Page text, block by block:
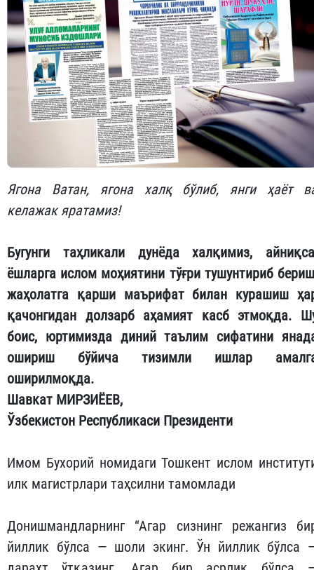
Ягона Ватан, ягона халқ бўлиб, янги ҳаёт
келажак яратамиз!
Бугунги таҳликали дунёда халқимиз,
ёшларга ислом моҳиятини тўғри тушунтириб
жаҳолатга қарши маърифат билан курашиш
қачонгидан долзарб аҳамият касб этмоқда.
боис, юртимизда диний таълим сифатини
ошириш бўйича тизимли ишлар
оширилмоқда.
Шавкат МИРЗИЁЕВ,
Ўзбекистон Республикаси Президенти
Имом Бухорий номидаги Тошкент ислом
илк магистрлари таҳсилни тамомлади
Донишмандларнинг “Агар сизнинг режангиз
йиллик бўлса — шоли экинг. Ўн йиллик бўлса